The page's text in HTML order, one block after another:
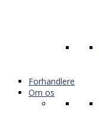
Forhandlere
Om os